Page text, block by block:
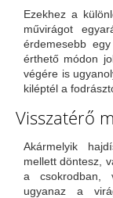
Ezekhez a
művirágot
érdemesebb
érthető módon
végére is
kiléptél a
Visszatérő
Akármelyik
mellett döntesz,
a csokrodban,
ugyanaz a